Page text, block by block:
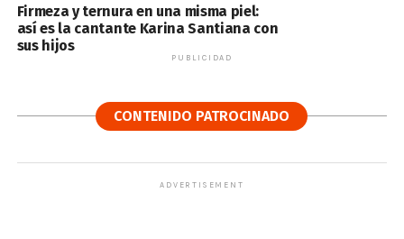
Firmeza y ternura en una misma piel:
así es la cantante Karina Santiana con
sus hijos
PUBLICIDAD
CONTENIDO PATROCINADO
ADVERTISEMENT